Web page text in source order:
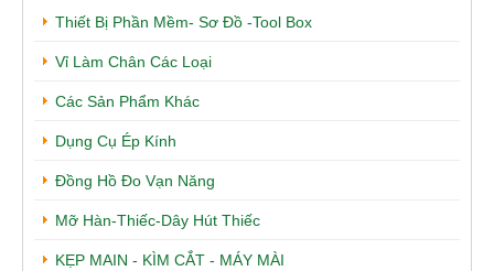
Thiết Bị Phần Mềm- Sơ Đồ -Tool Box
Vỉ Làm Chân Các Loại
Các Sản Phẩm Khác
Dụng Cụ Ép Kính
Đồng Hồ Đo Vạn Năng
Mỡ Hàn-Thiếc-Dây Hút Thiếc
KẸP MAIN - KÌM CẮT - MÁY MÀI